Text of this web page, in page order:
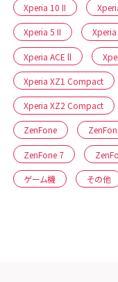
Xperia 10 II
Xperia 5 II Xperia
Xperia ACE ll
Xperia XZ1 Compact
Xperia XZ2 Compact
ZenFone
ZenFone 7
ゲーム機 その他